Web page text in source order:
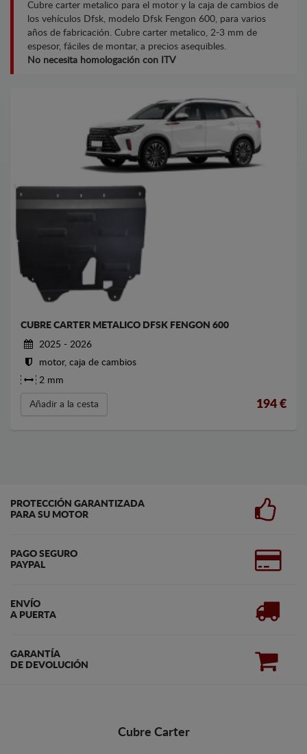
Cubre carter metalico para el motor y la caja de cambios de
los vehículos Dfsk, modelo Dfsk Fengon 600, para varios
años de fabricación. Cubre carter metalico, 2-3 mm de
espesor, fáciles de montar, a precios asequibles.
No necesita homologación con ITV
CUBRE CARTER METALICO DFSK FENGON 600
2025 - 2026
motor, caja de cambios
2 mm
Añadir a la cesta 194 €
PROTECCIÓN GARANTIZADA
PARA SU MOTOR
PAGO SEGURO
PAYPAL
ENVÍO
A PUERTA
GARANTÍA
DE DEVOLUCIÓN
Cubre Carter